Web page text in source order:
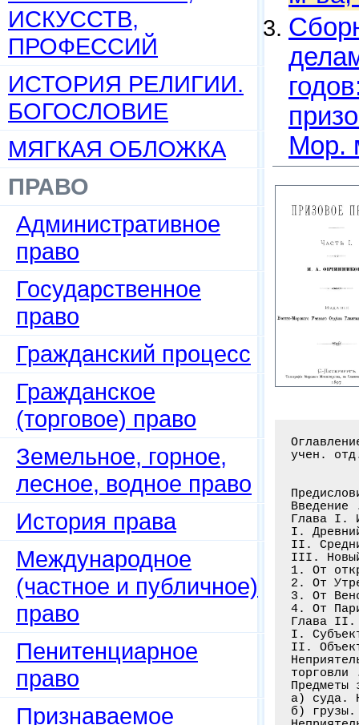
ИСКУССТВ,
ПРОФЕССИЙ
ИСТОРИЯ РЕЛИГИИ.
БОГОСЛОВИЕ
МЯГКАЯ ОБЛОЖКА
ПРАВО
Административное
право
Государственное
право
Гражданский процесс
Гражданское
(торговое) право
Земельное, горное,
лесное, водное право
История права
Международное
(частное и публичное)
право
Пенитенциарное
право
Признаваемое
Мор.
учен.
Глава
I.
II.
III.
1. От
2. От
3. От
4. От
Глава
I.
II.
Предметы
а) суда.
б)